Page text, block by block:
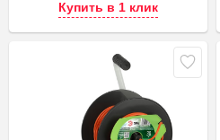
Купить в 1 клик